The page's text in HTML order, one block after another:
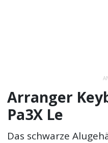
Arranger
Pa3X Le
Das schwarze